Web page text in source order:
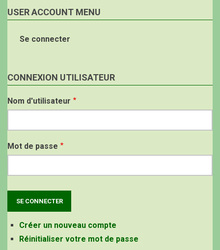
USER ACCOUNT MENU
Se connecter
CONNEXION UTILISATEUR
Nom d'utilisateur
Mot de passe
Créer un nouveau compte
Réinitialiser votre mot de passe